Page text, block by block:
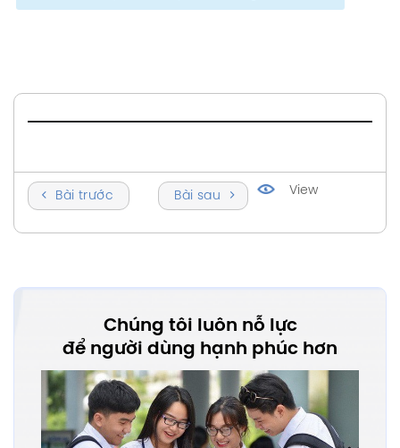
Bài trước Bài sau View
Chúng tôi luôn nỗ lực
để người dùng hạnh phúc hơn